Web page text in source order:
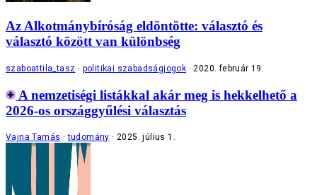
Az Alkotmánybíróság eldöntötte: választó és
választó között van különbség
szaboattila_tasz politikai szabadságjogok 2020. február 19.
A nemzetiségi listákkal akár meg is hekkelhető a
2026-os országgyűlési választás
Vajna Tamás tudomány 2025. július 1.